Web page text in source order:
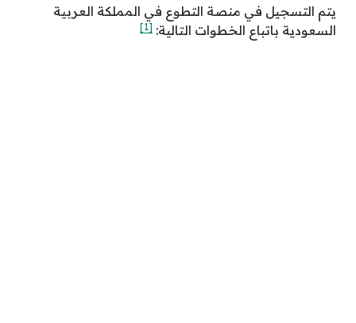
يتم التسجيل في منصة التطوع في المملكة العربية
السعودية باتباع الخطوات التالية: [1]